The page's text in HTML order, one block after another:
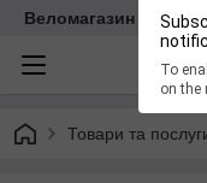
To
on the
Веломагазин
Товари та